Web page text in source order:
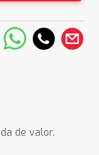
de valor.